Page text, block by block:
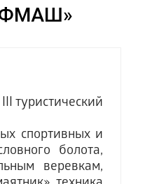
туристический
спортивных и
болота,
веревкам,